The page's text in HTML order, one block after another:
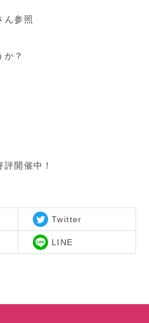
ん参照
？
開催中！
Twitter
LINE